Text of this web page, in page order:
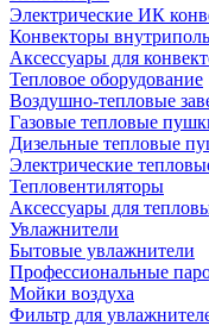
Электрические ИК
Конвекторы
Аксессуары для
Тепловое оборудование
Воздушно-тепловые
Газовые тепловые
Дизельные тепловые
Электрические
Тепловентиляторы
Аксессуары для
Увлажнители
Бытовые увлажнители
Профессиональные
Мойки воздуха
Фильтр для